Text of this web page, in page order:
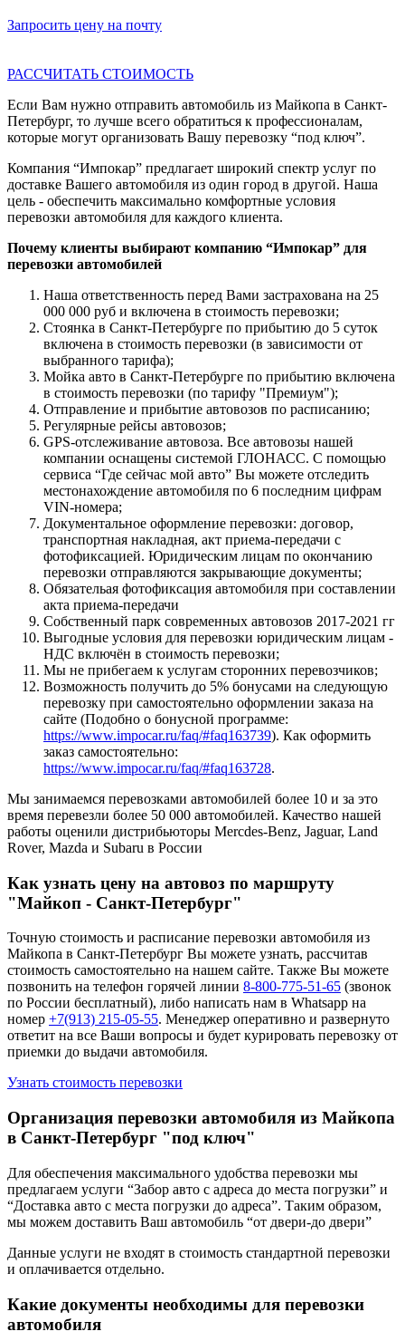
Запросить цену на почту
РАССЧИТАТЬ СТОИМОСТЬ
Если Вам нужно отправить автомобиль из Майкопа в Санкт-
Петербург, то лучше всего обратиться к профессионалам,
которые могут организовать Вашу перевозку “под ключ”.
Компания “Импокар” предлагает широкий спектр услуг по
доставке Вашего автомобиля из один город в другой. Наша
цель - обеспечить максимально комфортные условия
перевозки автомобиля для каждого клиента.
Почему клиенты выбирают компанию “Импокар” для
перевозки автомобилей
Наша ответственность перед Вами застрахована на 25
000 000 руб и включена в стоимость перевозки;
Стоянка в Санкт-Петербурге по прибытию до 5 суток
включена в стоимость перевозки (в зависимости от
выбранного тарифа);
Мойка авто в Санкт-Петербурге по прибытию включена
в стоимость перевозки (по тарифу "Премиум");
Отправление и прибытие автовозов по расписанию;
Регулярные рейсы автовозов;
GPS-отслеживание автовоза. Все автовозы нашей
компании оснащены системой ГЛОНАСС. С помощью
сервиса “Где сейчас мой авто” Вы можете отследить
местонахождение автомобиля по 6 последним цифрам
VIN-номера;
Документальное оформление перевозки: договор,
транспортная накладная, акт приема-передачи с
фотофиксацией. Юридическим лицам по окончанию
перевозки отправляются закрывающие документы;
Обязательая фотофиксация автомобиля при составлении
акта приема-передачи
Собственный парк современных автовозов 2017-2021 гг
Выгодные условия для перевозки юридическим лицам -
НДС включён в стоимость перевозки;
Мы не прибегаем к услугам сторонних перевозчиков;
Возможность получить до 5% бонусами на следующую
перевозку при самостоятельно оформлении заказа на
сайте (Подобно о бонусной программе:
https://www.impocar.ru/faq/#faq163739). Как оформить
заказ самостоятельно:
https://www.impocar.ru/faq/#faq163728.
Мы занимаемся перевозками автомобилей более 10 и за это
время перевезли более 50 000 автомобилей. Качество нашей
работы оценили дистрибьюторы Mercdes-Benz, Jaguar, Land
Rover, Mazda и Subaru в России
Как узнать цену на автовоз по маршруту
"Майкоп - Санкт-Петербург"
Точную стоимость и расписание перевозки автомобиля из
Майкопа в Санкт-Петербург Вы можете узнать, рассчитав
стоимость самостоятельно на нашем сайте. Также Вы можете
позвонить на телефон горячей линии 8-800-775-51-65 (звонок
по России бесплатный), либо написать нам в Whatsapp на
номер +7(913) 215-05-55. Менеджер оперативно и развернуто
ответит на все Ваши вопросы и будет курировать перевозку от
приемки до выдачи автомобиля.
Узнать стоимость перевозки
Организация перевозки автомобиля из Майкопа
в Санкт-Петербург "под ключ"
Для обеспечения максимального удобства перевозки мы
предлагаем услуги “Забор авто с адреса до места погрузки” и
“Доставка авто с места погрузки до адреса”. Таким образом,
мы можем доставить Ваш автомобиль “от двери-до двери”
Данные услуги не входят в стоимость стандартной перевозки
и оплачивается отдельно.
Какие документы необходимы для перевозки
автомобиля